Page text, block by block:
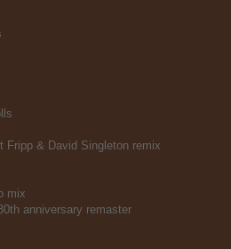
Fripp & David Singleton remix
mix
anniversary remaster